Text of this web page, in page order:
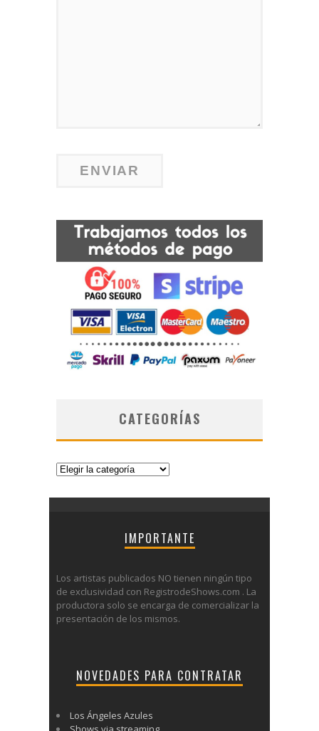
CATEGORÍAS
Categorías
IMPORTANTE
Los artistas publicados NO tienen ningún tipo
de exclusividad con RegistrodeShows.com . La
productora solo se encarga de comercializar la
presentación de los mismos.
NOVEDADES PARA CONTRATAR
Los Ángeles Azules